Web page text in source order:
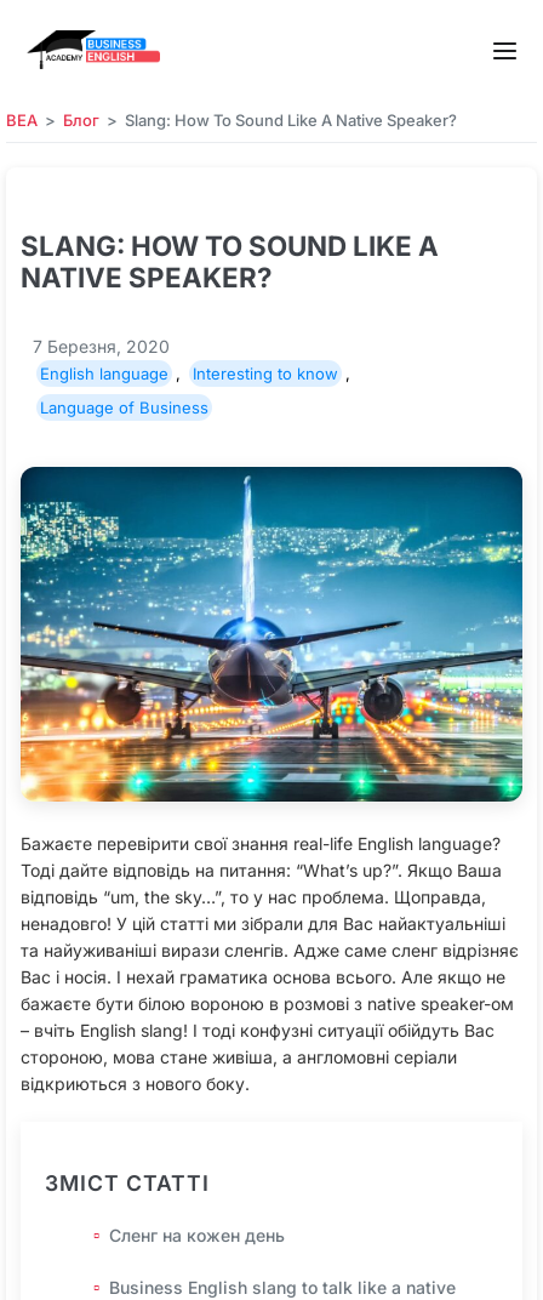
BEA Блог Slang: How To Sound Like A Native Speaker?
SLANG: HOW TO SOUND LIKE A
NATIVE SPEAKER?
7 Березня, 2020
English language , Interesting to know ,
Language of Business
Бажаєте перевірити свої знання real-life English language?
Тоді дайте відповідь на питання: “What’s up?”. Якщо Ваша
відповідь “um, the sky…”, то у нас проблема. Щоправда,
ненадовго! У цій статті ми зібрали для Вас найактуальніші
та найуживаніші вирази сленгів. Адже саме сленг відрізняє
Вас і носія. І нехай граматика основа всього. Але якщо не
бажаєте бути білою вороною в розмові з native speaker-ом
– вчіть English slang! І тоді конфузні ситуації обійдуть Вас
стороною, мова стане живіша, а англомовні серіали
відкриються з нового боку.
ЗМІСТ СТАТТІ
Сленг на кожен день
Business English slang to talk like a native